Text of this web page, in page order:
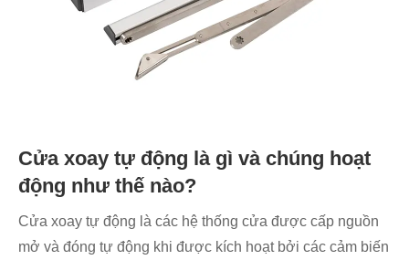
Cửa xoay tự động là gì và chúng hoạt
động như thế nào?
Cửa xoay tự động là các hệ thống cửa được cấp nguồn
mở và đóng tự động khi được kích hoạt bởi các cảm biến